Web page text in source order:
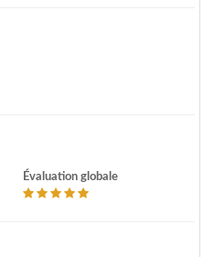
Évaluation globale